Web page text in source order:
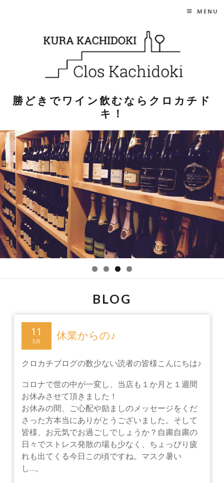
勝どきでワイン飲むならクロカチド
キ！
MENU
BLOG
11
5月 休業からの♪
クロカチブログの数少ない読者の皆様こんにちは♪
コロナで世の中が一変し、当店も１か月と１週間
お休みさせて頂きました！
お休みの間、ご心配や励ましのメッセージをくだ
さった方本当にありがとうございました。そして
皆様、お元気でお過ごしでしょうか？自粛自粛の
日々でストレス発散の場も少なく、ちょっぴり疲
れも出てくる今日この頃ですね。マスク暑い
し…。